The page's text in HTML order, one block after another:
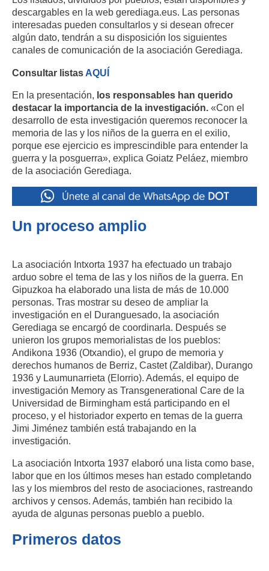
descargables en la web gerediaga.eus. Las personas
interesadas pueden consultarlos y si desean ofrecer
algún dato, tendrán a su disposición los siguientes
canales de comunicación de la asociación Gerediaga.
Consultar listas AQUÍ
En la presentación, los responsables han querido
destacar la importancia de la investigación. «Con el
desarrollo de esta investigación queremos reconocer la
memoria de las y los niños de la guerra en el exilio,
porque ese ejercicio es imprescindible para entender la
guerra y la posguerra», explica Goiatz Peláez, miembro
de la asociación Gerediaga.
Un proceso amplio
La asociación Intxorta 1937 ha efectuado un trabajo
arduo sobre el tema de las y los niños de la guerra. En
Gipuzkoa ha elaborado una lista de más de 10.000
personas. Tras mostrar su deseo de ampliar la
investigación en el Duranguesado, la asociación
Gerediaga se encargó de coordinarla. Después se
unieron los grupos memorialistas de los pueblos:
Andikona 1936 (Otxandio), el grupo de memoria y
derechos humanos de Berriz, Castet (Zaldibar), Durango
1936 y Laumunarrieta (Elorrio). Además, el equipo de
investigación Memory as Transgenerational Care de la
Universidad de Birmingham está participando en el
proceso, y el historiador experto en temas de la guerra
Jimi Jiménez también está trabajando en la
investigación.
La asociación Intxorta 1937 elaboró una lista como base,
labor que en los últimos meses han estado completando
las y los miembros del resto de asociaciones, rastreando
archivos y censos. Además, también han recibido la
ayuda de algunas personas pueblo a pueblo.
Primeros datos